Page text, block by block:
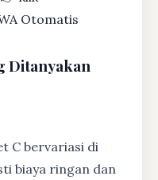
Otomatis
Ditanyakan
C bervariasi di
biaya ringan dan